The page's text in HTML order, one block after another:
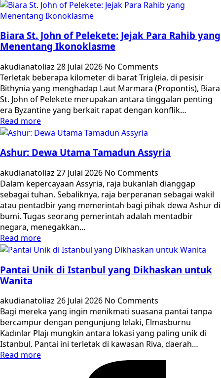
Biara St. John of Pelekete: Jejak Para Rahib yang
Menentang Ikonoklasme
akudianatoliaz 28 Julai 2026 No Comments
Terletak beberapa kilometer di barat Trigleia, di pesisir
Bithynia yang menghadap Laut Marmara (Propontis), Biara
St. John of Pelekete merupakan antara tinggalan penting
era Byzantine yang berkait rapat dengan konflik…
Read more
Ashur: Dewa Utama Tamadun Assyria
akudianatoliaz 27 Julai 2026 No Comments
Dalam kepercayaan Assyria, raja bukanlah dianggap
sebagai tuhan. Sebaliknya, raja berperanan sebagai wakil
atau pentadbir yang memerintah bagi pihak dewa Ashur di
bumi. Tugas seorang pemerintah adalah mentadbir
negara, menegakkan…
Read more
Pantai Unik di Istanbul yang Dikhaskan untuk
Wanita
akudianatoliaz 26 Julai 2026 No Comments
Bagi mereka yang ingin menikmati suasana pantai tanpa
bercampur dengan pengunjung lelaki, Elmasburnu
Kadınlar Plajı mungkin antara lokasi yang paling unik di
Istanbul. Pantai ini terletak di kawasan Riva, daerah…
Read more